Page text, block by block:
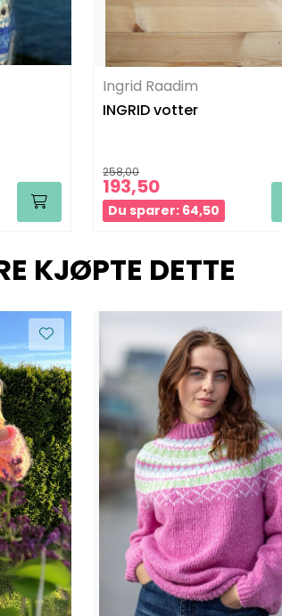
Ingrid Raadim
INGRID votter
258,00
193,50
Du sparer: 64,50
KJØPTE DETTE